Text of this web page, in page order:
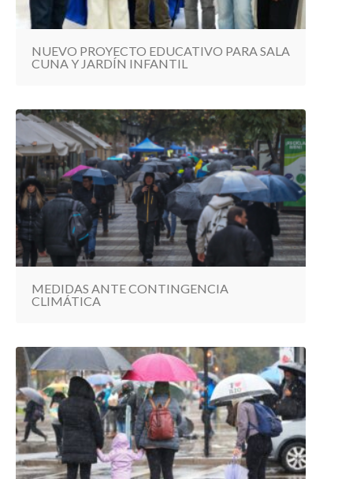
NUEVO PROYECTO EDUCATIVO PARA SALA
CUNA Y JARDÍN INFANTIL
MEDIDAS ANTE CONTINGENCIA
CLIMÁTICA